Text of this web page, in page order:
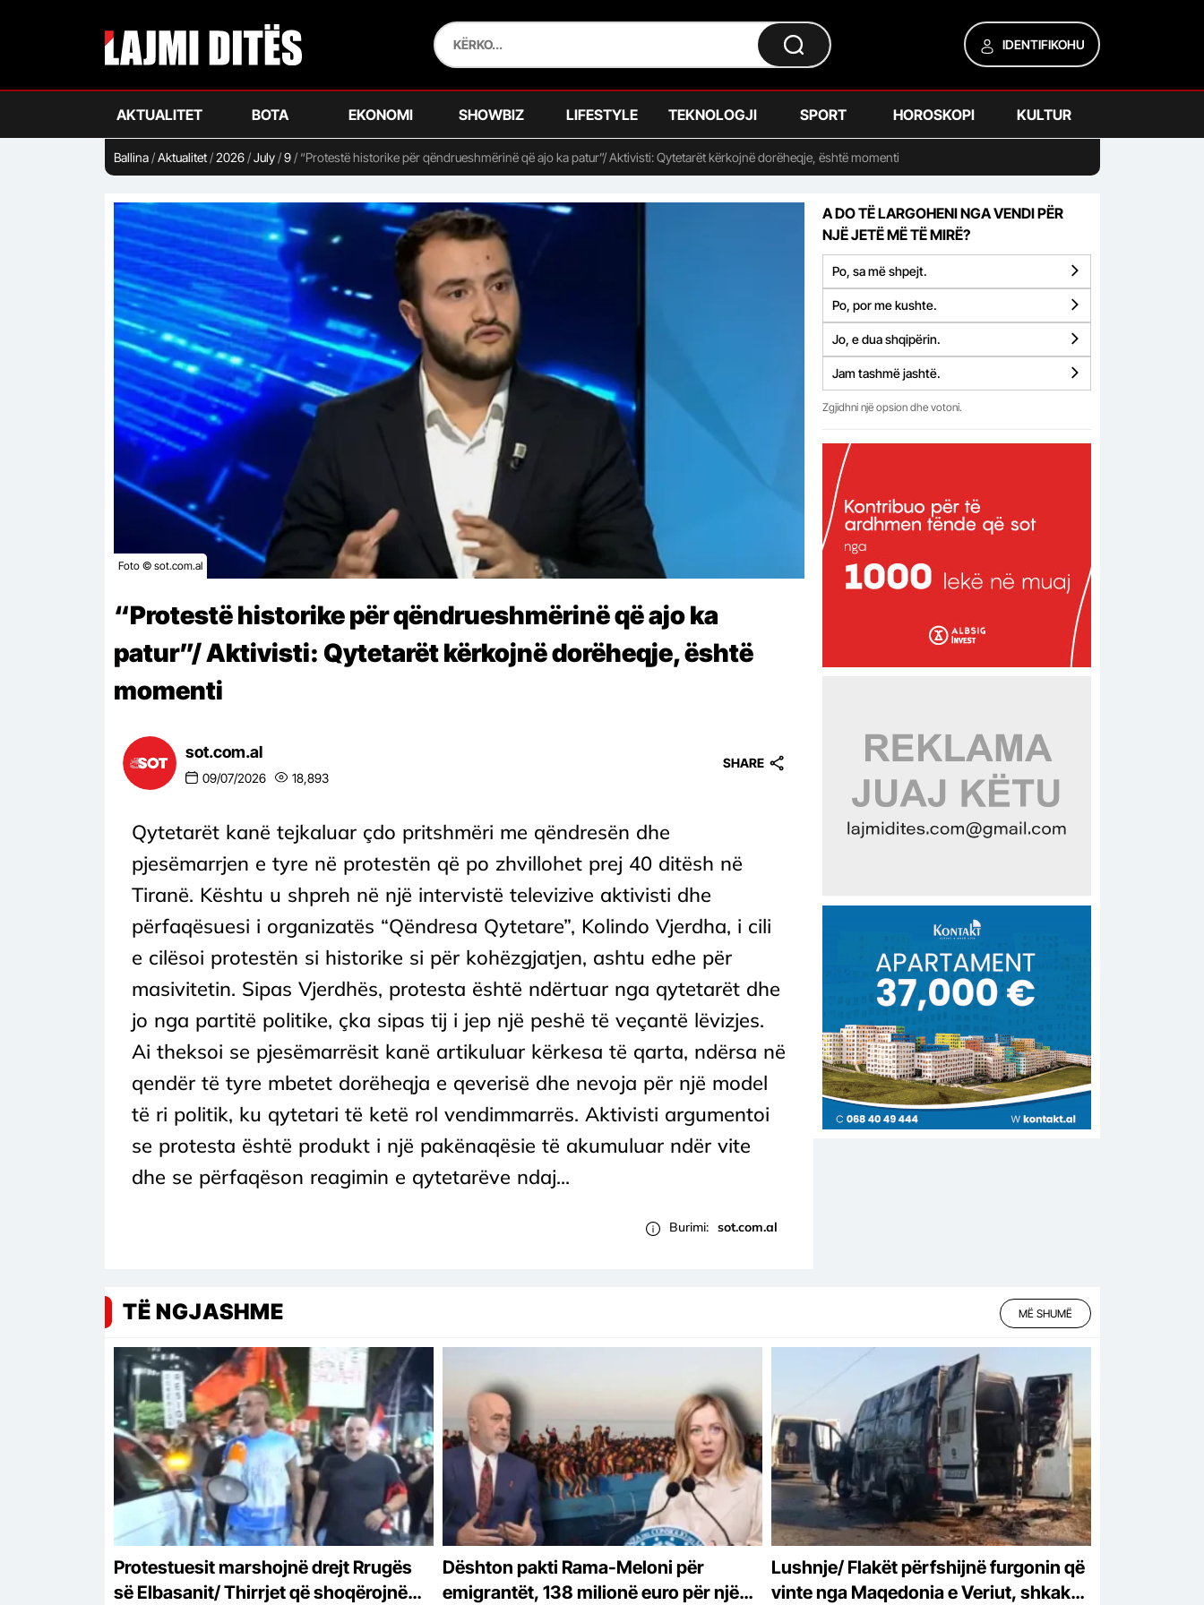
IDENTIFIKOHU
AKTUALITET BOTA EKONOMI SHOWBIZ LIFESTYLE TEKNOLOGJI SPORT HOROSKOPI KULTUR
Ballina/Aktualitet/2026/July/9/ “Protestë historike për qëndrueshmërinë që ajo ka patur”/ Aktivisti: Qytetarët kërkojnë dorëheqje, është momenti
Foto © sot.com.al
“Protestë historike për qëndrueshmërinë që ajo ka
patur”/ Aktivisti: Qytetarët kërkojnë dorëheqje, është
momenti
sot.com.al
09/07/2026 18,893
SHARE
Qytetarët kanë tejkaluar çdo pritshmëri me qëndresën dhe
pjesëmarrjen e tyre në protestën që po zhvillohet prej 40 ditësh në
Tiranë. Kështu u shpreh në një intervistë televizive aktivisti dhe
përfaqësuesi i organizatës “Qëndresa Qytetare”, Kolindo Vjerdha, i cili
e cilësoi protestën si historike si për kohëzgjatjen, ashtu edhe për
masivitetin. Sipas Vjerdhës, protesta është ndërtuar nga qytetarët dhe
jo nga partitë politike, çka sipas tij i jep një peshë të veçantë lëvizjes.
Ai theksoi se pjesëmarrësit kanë artikuluar kërkesa të qarta, ndërsa në
qendër të tyre mbetet dorëheqja e qeverisë dhe nevoja për një model
të ri politik, ku qytetari të ketë rol vendimmarrës. Aktivisti argumentoi
se protesta është produkt i një pakënaqësie të akumuluar ndër vite
dhe se përfaqëson reagimin e qytetarëve ndaj...
Burimi: sot.com.al
A DO TË LARGOHENI NGA VENDI PËR
NJË JETË MË TË MIRË?
Po, sa më shpejt.
Po, por me kushte.
Jo, e dua shqipërin.
Jam tashmë jashtë.
Zgjidhni një opsion dhe votoni.
TË NGJASHME MË SHUMË
Protestuesit marshojnë drejt Rrugës
së Elbasanit/ Thirrjet që shoqërojnë
Dështon pakti Rama-Meloni për
emigrantët, 138 milionë euro për një
Lushnje/ Flakët përfshijnë furgonin që
vinte nga Maqedonia e Veriut, shkak